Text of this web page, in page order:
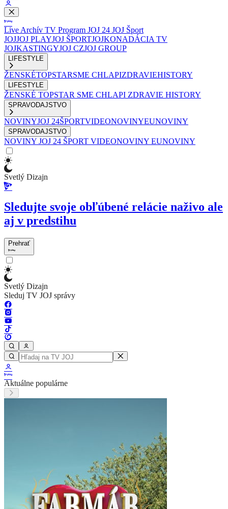
Live Archív TV Program JOJ 24 JOJ Šport
JOJJOJ PLAYJOJ ŠPORTJOJKONADÁCIA TV
JOJKASTINGYJOJ CZJOJ GROUP
LIFESTYLE
ŽENSKÉTOPSTARSME CHLAPIZDRAVIEHISTORY
LIFESTYLE
ŽENSKÉ TOPSTAR SME CHLAPI ZDRAVIE HISTORY
SPRAVODAJSTVO
NOVINYJOJ 24ŠPORTVIDEONOVINYEUNOVINY
SPRAVODAJSTVO
NOVINY JOJ 24 ŠPORT VIDEONOVINY EUNOVINY
Svetlý Dizajn
Sledujte svoje obľúbené relácie naživo ale
aj v predstihu
Prehrať
Svetlý Dizajn
Sleduj TV JOJ správy
Aktuálne populárne